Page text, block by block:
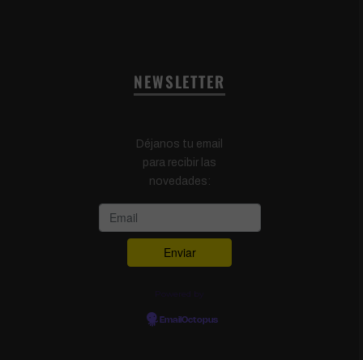
NEWSLETTER
Déjanos tu email
para recibir las
novedades:
EmailOctopus